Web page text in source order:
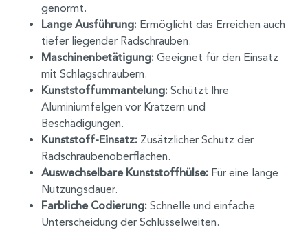
genormt.
Lange Ausführung: Ermöglicht das Erreichen auch
tiefer liegender Radschrauben.
Maschinenbetätigung: Geeignet für den Einsatz
mit Schlagschraubern.
Kunststoffummantelung: Schützt Ihre
Aluminiumfelgen vor Kratzern und
Beschädigungen.
Kunststoff-Einsatz: Zusätzlicher Schutz der
Radschraubenoberflächen.
Auswechselbare Kunststoffhülse: Für eine lange
Nutzungsdauer.
Farbliche Codierung: Schnelle und einfache
Unterscheidung der Schlüsselweiten.